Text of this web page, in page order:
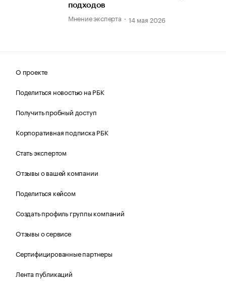
подходов
Мнение эксперта 14 мая 2026
О проекте
Поделиться новостью на РБК
Получить пробный доступ
Корпоративная подписка РБК
Стать экспертом
Отзывы о вашей компании
Поделиться кейсом
Создать профиль группы компаний
Отзывы о сервисе
Сертифицированные партнеры
Лента публикаций